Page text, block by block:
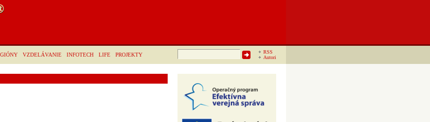
VZDELÁVANIE INFOTECH LIFE PROJEKTY
RSS
Autori
Hľadať: